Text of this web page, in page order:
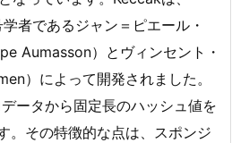
者であるジャン＝ピエール・
Aumasson）とヴィンセント・
）によって開発されました。
ータから固定長のハッシュ値を
。その特徴的な点は、スポンジ